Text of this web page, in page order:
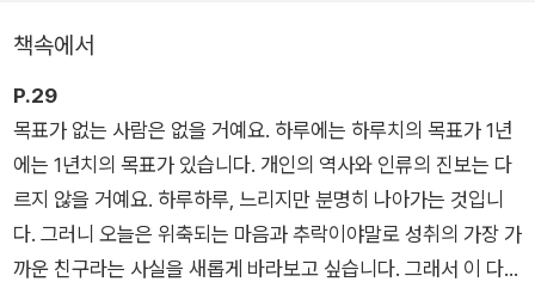
련을 통해 얻어낸 인사이트를 단정하고 단단한 문체로 엮어낸다.
스트레스를 영원히 이기는 사람은 없다. 그러나 걱정과 불안을 조
금 덜어낼 방법만 알아도 인생을 더 가볍게 살 수 있다. 천천히 음
미하듯 읽다 보면 한결 편안해진 표정을 짓게 될 것이다.
책속에서
P.29
목표가 없는 사람은 없을 거예요. 하루에는 하루치의 목표가 1년
에는 1년치의 목표가 있습니다. 개인의 역사와 인류의 진보는 다
르지 않을 거예요. 하루하루, 느리지만 분명히 나아가는 것입니
다. 그러니 오늘은 위축되는 마음과 추락이야말로 성취의 가장 가
까운 친구라는 사실을 새롭게 바라보고 싶습니다. 그래서 이 다음